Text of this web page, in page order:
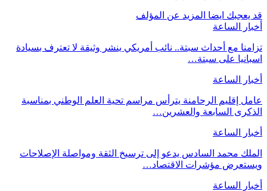
قد يعجبك ايضا المزيد عن المؤلف
أخبار الساعة
تزامنا مع أحداث سبتة.. نائب أمريكي ينشر وثيقة لا تعترف بسيادة
اسبانيا على سبتة…
أخبار الساعة
عامل إقليم الرحامنة يترأس مراسم تحية العلم الوطني بمناسبة
الذكرى السابعة والعشرين…
أخبار الساعة
الملك محمد السادس يدعو إلى ترسيخ الثقة ومواصلة الإصلاحات
ويستعرض مؤشرات الاقتصاد…
أخبار الساعة